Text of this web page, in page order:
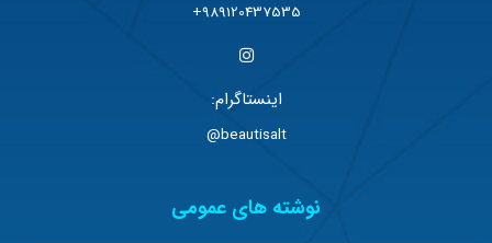
989120437535+
اینستاگرام:
beautisalt@
نوشته های عمومی